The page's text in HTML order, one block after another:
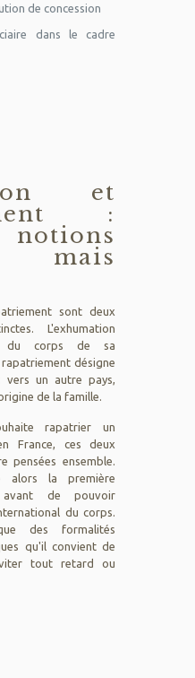
de concession
dans le cadre
et
:
mais
sont deux
L'exhumation
du corps de sa
désigne
un autre pays,
de la famille.
rapatrier un
France, ces deux
pensées ensemble.
alors la première
avant de pouvoir
du corps.
des formalités
qu'il convient de
tout retard ou